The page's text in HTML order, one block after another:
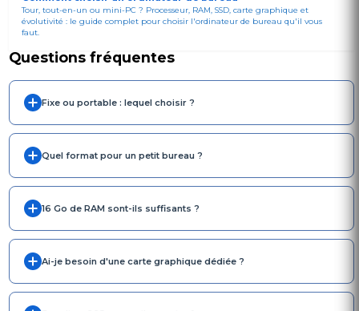
Tour, tout-en-un ou mini-PC ? Processeur, RAM, SSD, carte graphique et
évolutivité : le guide complet pour choisir l'ordinateur de bureau qu'il vous
faut.
Questions fréquentes
Fixe ou portable : lequel choisir ?
Quel format pour un petit bureau ?
16 Go de RAM sont-ils suffisants ?
Ai-je besoin d'une carte graphique dédiée ?